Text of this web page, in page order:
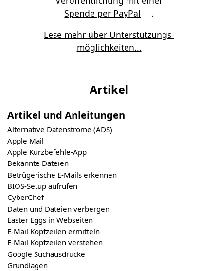
Spende per PayPal
.
Lese mehr über Unterstützungs­
möglichkeiten...
Artikel
Artikel und Anleitungen
Alternative Datenströme (ADS)
Apple Mail
Apple Kurzbefehle-App
Bekannte Dateien
Betrügerische E-Mails erkennen
BIOS-Setup aufrufen
CyberChef
Daten und Dateien verbergen
Easter Eggs in Webseiten
E-Mail Kopfzeilen ermitteln
E-Mail Kopfzeilen verstehen
Google Suchausdrücke
Grundlagen